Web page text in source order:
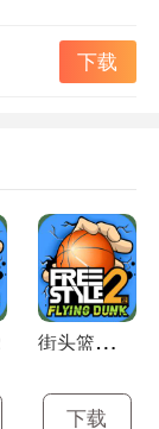
下载
街
头篮球2最新版
下载